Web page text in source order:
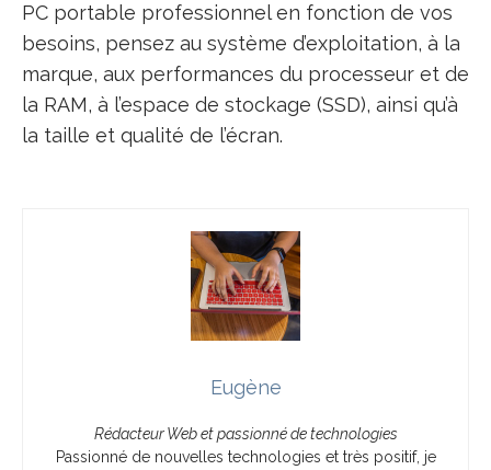
PC portable professionnel en fonction de vos
besoins, pensez au système d’exploitation, à la
marque, aux performances du processeur et de
la RAM, à l’espace de stockage (SSD), ainsi qu’à
la taille et qualité de l’écran.
Eugène
Rédacteur Web et passionné de technologies
Passionné de nouvelles technologies et très positif, je